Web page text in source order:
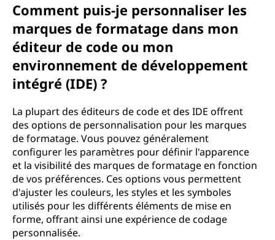
Comment puis-je personnaliser les
marques de formatage dans mon
éditeur de code ou mon
environnement de développement
intégré (IDE) ?
La plupart des éditeurs de code et des IDE offrent
des options de personnalisation pour les marques
de formatage. Vous pouvez généralement
configurer les paramètres pour définir l'apparence
et la visibilité des marques de formatage en fonction
de vos préférences. Ces options vous permettent
d'ajuster les couleurs, les styles et les symboles
utilisés pour les différents éléments de mise en
forme, offrant ainsi une expérience de codage
personnalisée.